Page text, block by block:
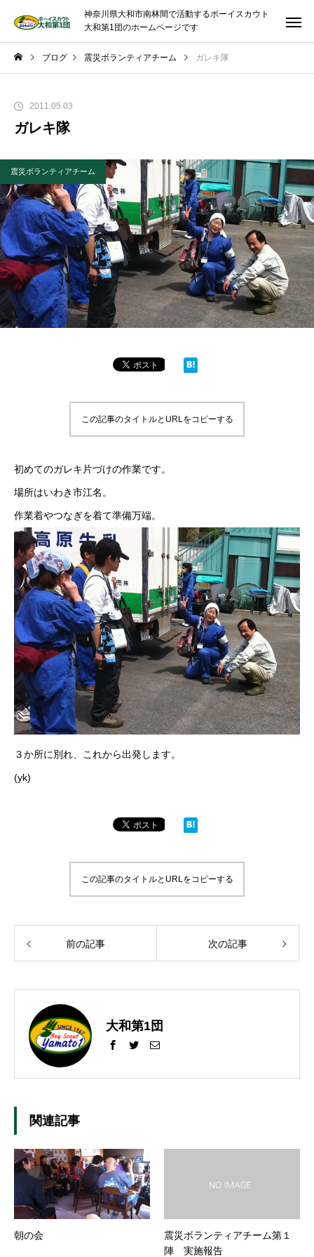
神奈川県大和市南林間で活動するボーイスカウト
大和第1団のホームページです
ブログ 震災ボランティアチーム ガレキ隊
2011.05.03
ガレキ隊
震災ボランティアチーム
この記事のタイトルとURLをコピーする
初めてのガレキ片づけの作業です。
場所はいわき市江名。
作業着やつなぎを着て準備万端。
３か所に別れ、これから出発します。
(yk)
この記事のタイトルとURLをコピーする
前の記事 次の記事
大和第1団
関連記事
朝の会
震災ボランティアチーム第１
陣 実施報告